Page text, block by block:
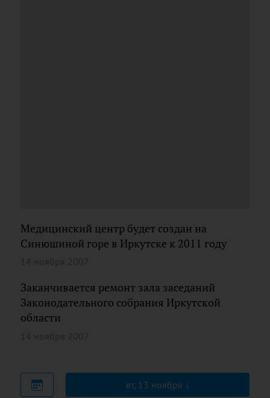
Медицинский центр будет создан на
Синюшиной горе в Иркутске к 2011 году
Заканчивается ремонт зала заседаний
Законодательного собрания Иркутской
области
вт, 13 ноября